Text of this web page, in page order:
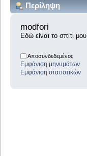
Περίληψη
modfori
Εδώ είναι το σπίτι μου
Αποσυνδεδεμένος
Εμφάνιση μηνυμάτων
Εμφάνιση στατιστικών